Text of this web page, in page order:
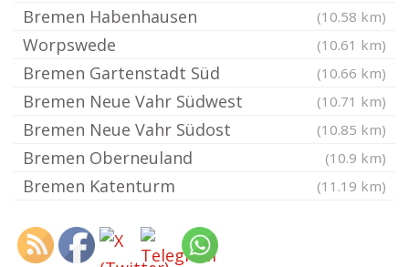
Bremen Habenhausen (10.58 km)
Worpswede (10.61 km)
Bremen Gartenstadt Süd (10.66 km)
Bremen Neue Vahr Südwest (10.71 km)
Bremen Neue Vahr Südost (10.85 km)
Bremen Oberneuland (10.9 km)
Bremen Katenturm (11.19 km)